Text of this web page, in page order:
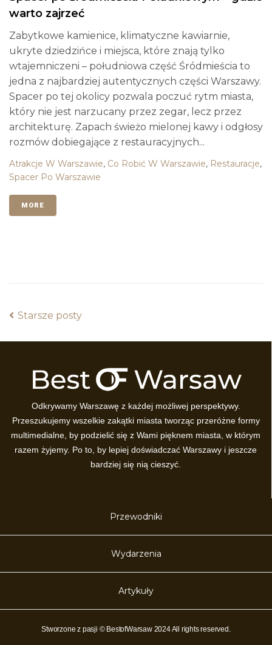
warto zajrzeć
Zabytkowe kamienice, klimatyczne kawiarnie,
ukryte dziedzińce i miejsca, które znają tylko
wtajemniczeni – południowa część Śródmieścia to
jedna z najbardziej autentycznych części Warszawy.
Spacer po tej okolicy pozwala poczuć rytm miasta,
który nie jest narzucany przez zegar, lecz przez
architekturę. Zapach świeżo mielonej kawy i odgłosy
rozmów dobiegające z restauracyjnych...
Atrakcje W Warszawie, Co Robić W Warszawie, Restauracje,
Spacer Po Warszawie
MORE
Starsze posty
Odkrywamy Warszawę z każdej możliwej perspektywy.
Przeszukujemy wszelkie zakątki miasta tworząc przeróżne formy
multimedialne, by podzielić się z Wami pięknem miasta, w którym
razem żyjemy. Po to, by lepiej doświadczać Warszawy i jeszcze
bardziej się nią cieszyć.
Przewodniki
Wydarzenia
Artykuły
Stworzone z pasji © BestofWarsaw 2024 All rights reserved.